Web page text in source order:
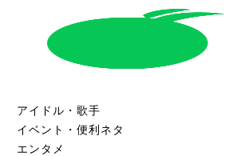
アイドル・歌手
イベント・便利ネタ
エンタメ